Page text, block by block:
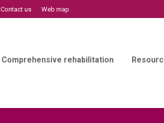
Contact us Web map
Comprehensive rehabilitation